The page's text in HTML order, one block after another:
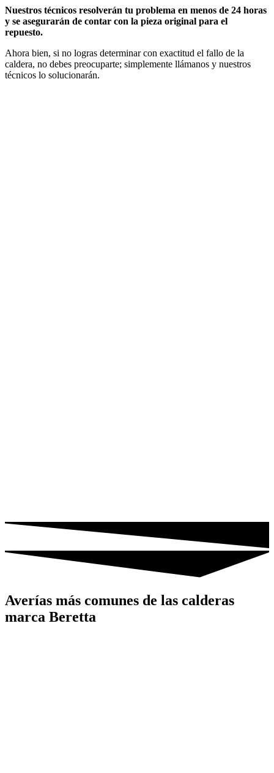
Nuestros técnicos resolverán tu problema en menos de 24 horas
y se asegurarán de contar con la pieza original para el
repuesto.
Ahora bien, si no logras determinar con exactitud el fallo de la
caldera, no debes preocuparte; simplemente llámanos y nuestros
técnicos lo solucionarán.
Averías más comunes de las calderas
marca Beretta